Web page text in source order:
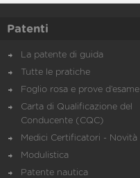
Patenti
La patente di guida
Tutte le pratiche
Foglio rosa e prove d’esame
Carta di Qualificazione del
Conducente (CQC)
Medici Certificatori - Novità
Modulistica
Patente nautica